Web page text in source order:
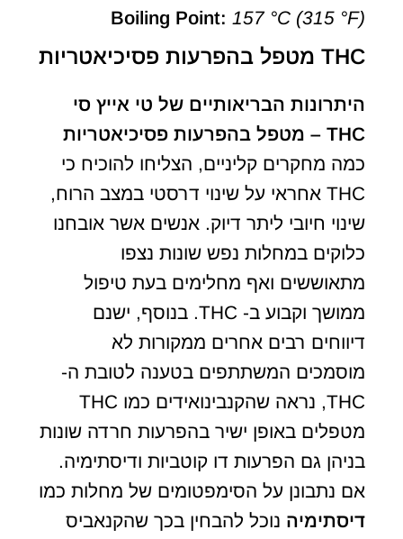
Boiling Point: 157 °C (315 °F)
THC מטפל בהפרעות פסיכיאטריות
היתרונות הבריאותיים של טי אייץ סי
THC – מטפל בהפרעות פסיכיאטריות
כמה מחקרים קליניים, הצליחו להוכיח כי
THC אחראי על שינוי דרסטי במצב הרוח,
שינוי חיובי ליתר דיוק. אנשים אשר אובחנו
כלוקים במחלות נפש שונות נצפו
מתאוששים ואף מחלימים בעת טיפול
ממושך וקבוע ב- THC. בנוסף, ישנם
דיווחים רבים אחרים ממקורות לא
מוסמכים המשתתפים בטענה לטובת ה-
THC, נראה שהקנבינואידים כמו THC
מטפלים באופן ישיר בהפרעות חרדה שונות
בניהן גם הפרעות דו קוטביות ודיסתימיה.
אם נתבונן על הסימפטומים של מחלות כמו
דיסתימיה נוכל להבחין בכך שהקנאביס